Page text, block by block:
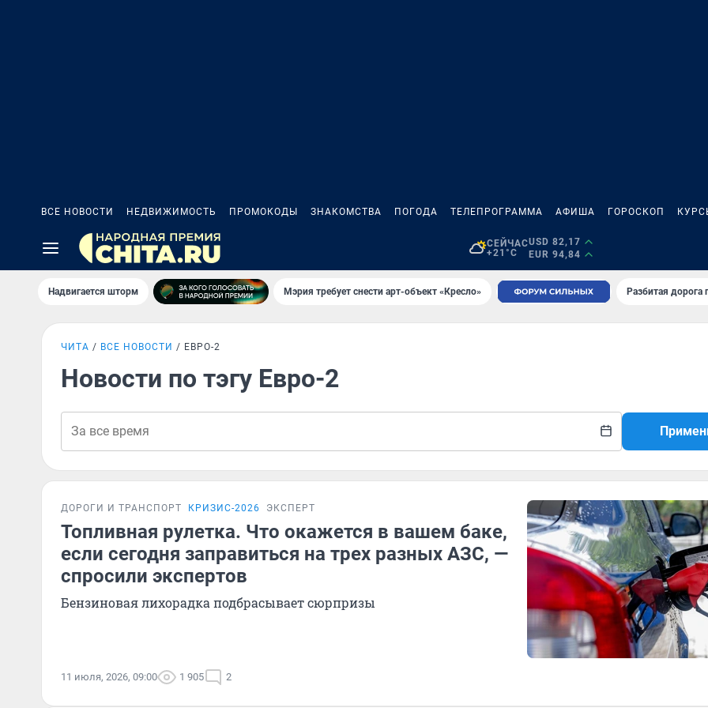
ВСЕ НОВОСТИ НЕДВИЖИМОСТЬ ПРОМОКОДЫ ЗНАКОМСТВА ПОГОДА ТЕЛЕПРОГРАММА АФИША ГОРОСКОП
СЕЙЧАС
+21°C
USD 82,17
EUR 94,84
Надвигается шторм Мэрия требует снести арт-объект «Кресло» Разбитая дорога
ЧИТА ВСЕ НОВОСТИ ЕВРО-2
Новости по тэгу Евро-2
ДОРОГИ И ТРАНСПОРТ КРИЗИС-2026 ЭКСПЕРТ
Топливная рулетка. Что окажется в вашем баке,
если сегодня заправиться на трех разных АЗС, —
спросили экспертов
Бензиновая лихорадка подбрасывает сюрпризы
11 июля, 2026, 09:00 1 905 2